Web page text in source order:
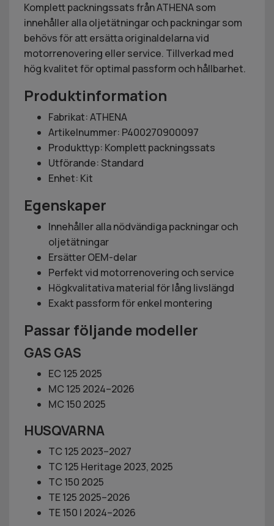
Komplett packningssats från ATHENA som
innehåller alla oljetätningar och packningar som
behövs för att ersätta originaldelarna vid
motorrenovering eller service. Tillverkad med
hög kvalitet för optimal passform och hållbarhet.
Produktinformation
Fabrikat: ATHENA
Artikelnummer: P400270900097
Produkttyp: Komplett packningssats
Utförande: Standard
Enhet: Kit
Egenskaper
Innehåller alla nödvändiga packningar och
oljetätningar
Ersätter OEM-delar
Perfekt vid motorrenovering och service
Högkvalitativa material för lång livslängd
Exakt passform för enkel montering
Passar följande modeller
GAS GAS
EC 125 2025
MC 125 2024–2026
MC 150 2025
HUSQVARNA
TC 125 2023–2027
TC 125 Heritage 2023, 2025
TC 150 2025
TE 125 2025–2026
TE 150 I 2024–2026